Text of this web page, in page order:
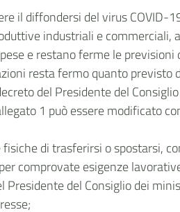
il diffondersi del virus
industriali e commerciali,
e restano ferme le
resta fermo quanto
del Presidente del
1 può essere modificato
di trasferirsi o spostarsi,
comprovate esigenze
Presidente del Consiglio dei